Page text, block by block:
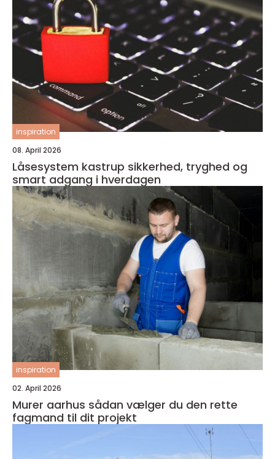
inspiration
08. April 2026
Låsesystem kastrup sikkerhed, tryghed og
smart adgang i hverdagen
inspiration
02. April 2026
Murer aarhus sådan vælger du den rette
fagmand til dit projekt